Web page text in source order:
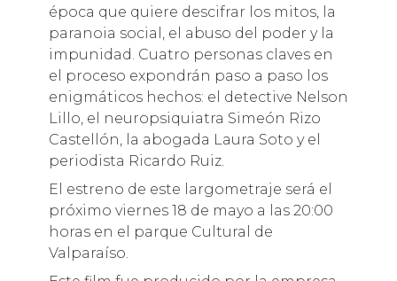
época que quiere descifrar los mitos, la
paranoia social, el abuso del poder y la
impunidad. Cuatro personas claves en
el proceso expondrán paso a paso los
enigmáticos hechos: el detective Nelson
Lillo, el neuropsiquiatra Simeón Rizo
Castellón, la abogada Laura Soto y el
periodista Ricardo Ruiz.
El estreno de este largometraje será el
próximo viernes 18 de mayo a las 20:00
horas en el parque Cultural de
Valparaíso.